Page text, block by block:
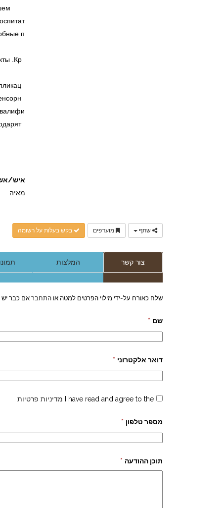
п
.Кр
איש/
מאיה
שתף מועדפים בקש בעלות על רשומה
צור קשר המלצות
שלח כאורח על-ידי מילוי הפרטים למטה או התחבראם כבר יש
שם *
דואר אלקטרוני *
I have read and agree to the מדיניות פרטיות
מספר טלפון *
תוכן ההודעה *